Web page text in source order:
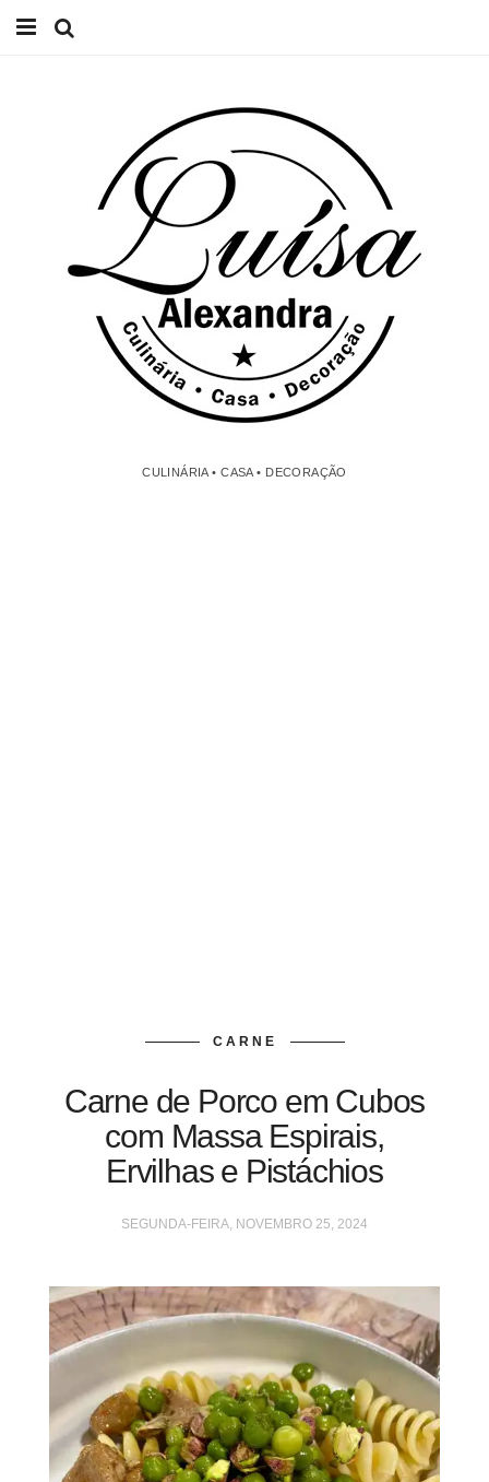
CULINÁRIA • CASA • DECORAÇÃO
CARNE
Carne de Porco em Cubos
com Massa Espirais,
Ervilhas e Pistáchios
SEGUNDA-FEIRA, NOVEMBRO 25, 2024